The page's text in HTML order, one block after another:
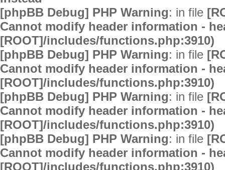
[phpBB Debug] PHP Warning: in file
Cannot modify header information -
[ROOT]/includes/functions.php:3910)
[phpBB Debug] PHP Warning: in file
Cannot modify header information -
[ROOT]/includes/functions.php:3910)
[phpBB Debug] PHP Warning: in file
Cannot modify header information -
[ROOT]/includes/functions.php:3910)
[phpBB Debug] PHP Warning: in file
Cannot modify header information -
[ROOT]/includes/functions.php:3910)